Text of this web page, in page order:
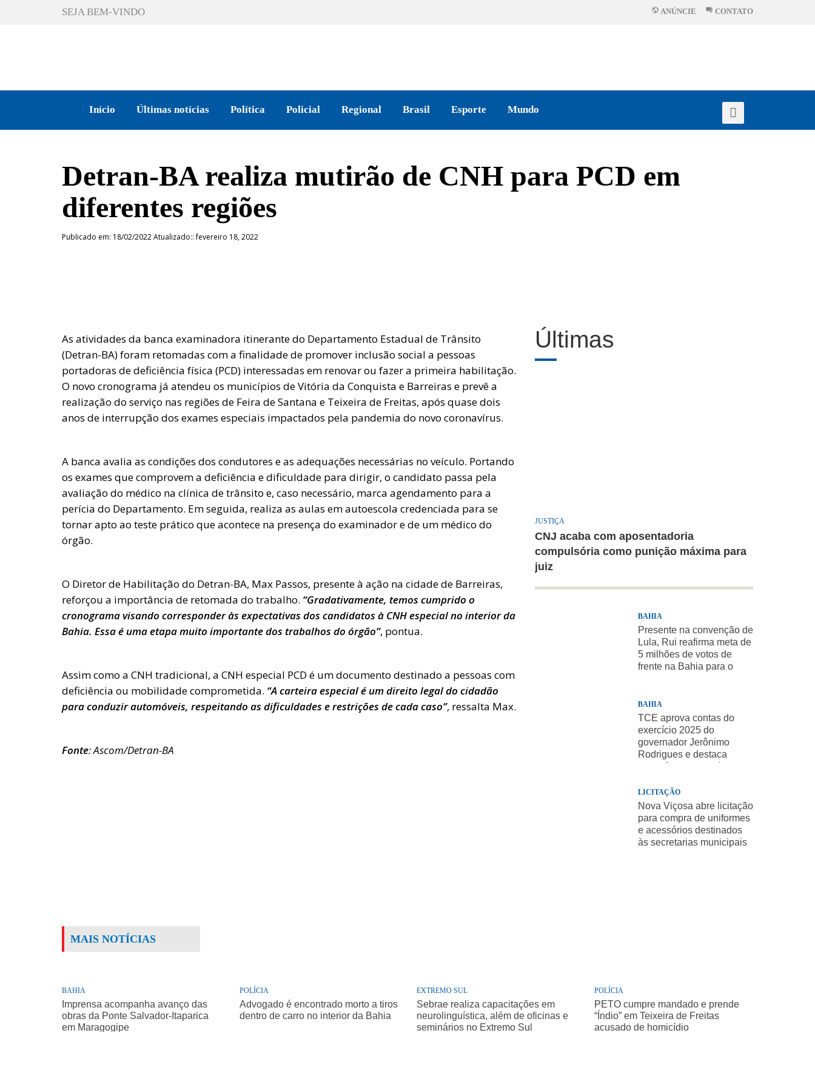
SEJA BEM-VINDO ANÚNCIE CONTATO
Início Últimas notícias Política Policial Regional Brasil Esporte Mundo
Detran-BA realiza mutirão de CNH para PCD em
diferentes regiões
Publicado em: 18/02/2022 Atualizado:: fevereiro 18, 2022
As atividades da banca examinadora itinerante do Departamento Estadual de Trânsito
(Detran-BA) foram retomadas com a finalidade de promover inclusão social a pessoas
portadoras de deficiência física (PCD) interessadas em renovar ou fazer a primeira habilitação.
O novo cronograma já atendeu os municípios de Vitória da Conquista e Barreiras e prevê a
realização do serviço nas regiões de Feira de Santana e Teixeira de Freitas, após quase dois
anos de interrupção dos exames especiais impactados pela pandemia do novo coronavírus.
A banca avalia as condições dos condutores e as adequações necessárias no veículo. Portando
os exames que comprovem a deficiência e dificuldade para dirigir, o candidato passa pela
avaliação do médico na clínica de trânsito e, caso necessário, marca agendamento para a
perícia do Departamento. Em seguida, realiza as aulas em autoescola credenciada para se
tornar apto ao teste prático que acontece na presença do examinador e de um médico do
órgão.
O Diretor de Habilitação do Detran-BA, Max Passos, presente à ação na cidade de Barreiras,
reforçou a importância de retomada do trabalho. “Gradativamente, temos cumprido o
cronograma visando corresponder às expectativas dos candidatos à CNH especial no interior da
Bahia. Essa é uma etapa muito importante dos trabalhos do órgão”, pontua.
Assim como a CNH tradicional, a CNH especial PCD é um documento destinado a pessoas com
deficiência ou mobilidade comprometida. “A carteira especial é um direito legal do cidadão
para conduzir automóveis, respeitando as dificuldades e restrições de cada caso”, ressalta Max.
Fonte: Ascom/Detran-BA
Últimas
JUSTIÇA
CNJ acaba com aposentadoria
compulsória como punição máxima para
juiz
BAHIA
Presente na convenção de
Lula, Rui reafirma meta de
5 milhões de votos de
frente na Bahia para o
BAHIA
TCE aprova contas do
exercício 2025 do
governador Jerônimo
Rodrigues e destaca
LICITAÇÃO
Nova Viçosa abre licitação
para compra de uniformes
e acessórios destinados
às secretarias municipais
MAIS NOTÍCIAS
BAHIA
Imprensa acompanha avanço das
obras da Ponte Salvador-Itaparica
em Maragogipe
POLÍCIA
Advogado é encontrado morto a tiros
dentro de carro no interior da Bahia
EXTREMO SUL
Sebrae realiza capacitações em
neurolinguística, além de oficinas e
seminários no Extremo Sul
POLÍCIA
PETO cumpre mandado e prende
“Índio” em Teixeira de Freitas
acusado de homicídio